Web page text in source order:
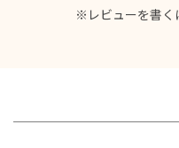
※レビューを書く